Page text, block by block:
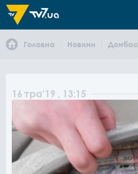
Головна Новини Донбас
16 тра'19 , 13:15